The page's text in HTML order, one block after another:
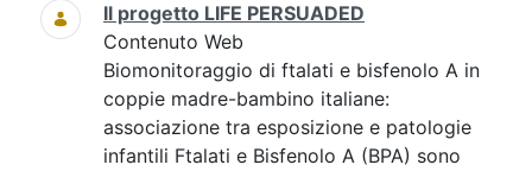
Il progetto LIFE PERSUADED
Contenuto Web
Biomonitoraggio di ftalati e bisfenolo A in
coppie madre-bambino italiane:
associazione tra esposizione e patologie
infantili Ftalati e Bisfenolo A (BPA) sono